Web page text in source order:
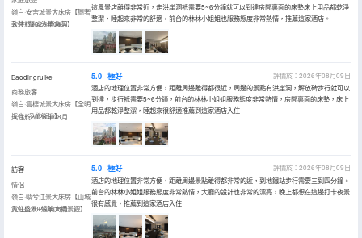
嶺白·安舍城景大床房【簡奢
軟裝+靜謐治癒角落】
入住於2026年08月
這風景店離得非常近，走洪崖洞衹需要5~6分鐘就可以到達房間裏面的床墊床上用品都乾淨
整潔，睡起來非常的舒適，前台的林林小姐姐也服務態度非常熱情，推薦這家酒店。
Baodingruike
商務旅客
嶺白·雲棲城景大床房【全明
採光+品質衞浴】
入住於2026年08月
5.0 極好
評價於：2026年08月09日
酒店的地理位置非常方便，距離周邊離得都很近，周邊的景點有洪崖洞，解放碑步行就可以
到達，步行衹需要5~6分鐘，前台的林林小姐姐服務態度非常熱情，房間裏面的床墊，床上
用品都乾淨整潔，睡起來很舒適推薦到這家酒店入住
訪客
情侶
嶺白·嶼兮江景大床房【山城
霓虹盛景+遠眺大橋景觀】
入住於2026年08月
5.0 極好
評價於：2026年08月09日
酒店的地理位置非常方便，距離周邊景點離得都非常的近，到地鐵站步行需要三到四分鐘。
前台的林林小姐姐服務態度非常熱情，大廳的設計也非常的漂亮，晚上都想在這邊打卡夜景
很有感覺，推薦到這家酒店入住